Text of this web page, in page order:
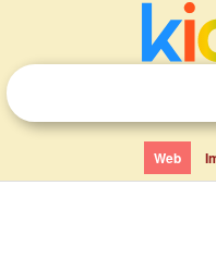
Web